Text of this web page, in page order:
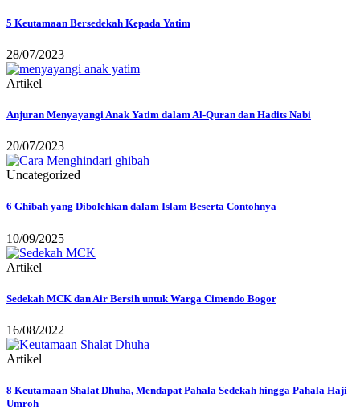
5 Keutamaan Bersedekah Kepada Yatim
28/07/2023
Artikel
Anjuran Menyayangi Anak Yatim dalam Al-Quran dan Hadits Nabi
20/07/2023
Uncategorized
6 Ghibah yang Dibolehkan dalam Islam Beserta Contohnya
10/09/2025
Artikel
Sedekah MCK dan Air Bersih untuk Warga Cimendo Bogor
16/08/2022
Artikel
8 Keutamaan Shalat Dhuha, Mendapat Pahala Sedekah hingga Pahala Haji
Umroh